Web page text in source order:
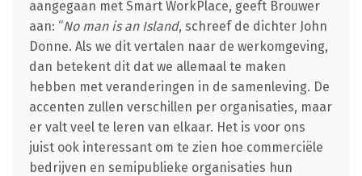
aangegaan met Smart WorkPlace, geeft Brouwer
aan: “No man is an Island, schreef de dichter John
Donne. Als we dit vertalen naar de werkomgeving,
dan betekent dit dat we allemaal te maken
hebben met veranderingen in de samenleving. De
accenten zullen verschillen per organisaties, maar
er valt veel te leren van elkaar. Het is voor ons
juist ook interessant om te zien hoe commerciële
bedrijven en semipublieke organisaties hun